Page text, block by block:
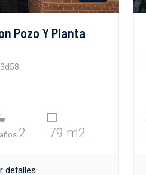
Pozo Y Planta
3d58
2 79 m2
detalles